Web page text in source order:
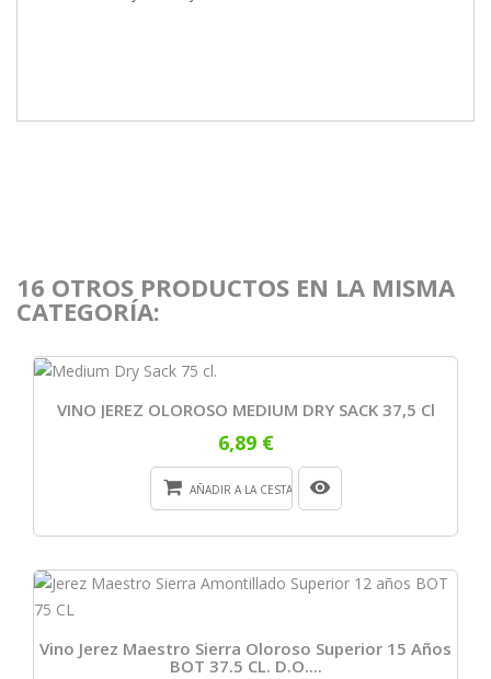
16 OTROS PRODUCTOS EN LA MISMA
CATEGORÍA:
VINO JEREZ OLOROSO MEDIUM DRY SACK 37,5 Cl
6,89 €
AÑADIR A LA CESTA
Vino Jerez Maestro Sierra Oloroso Superior 15 Años
BOT 37.5 CL. D.o....